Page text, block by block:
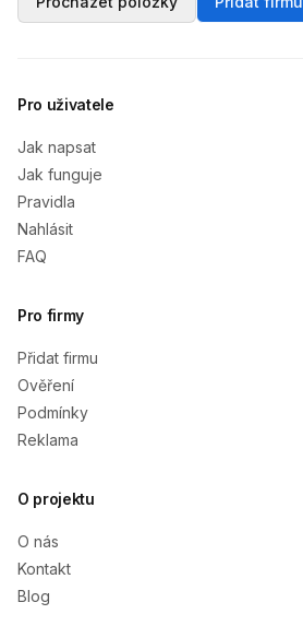
Pro uživatele
Jak napsat
Jak funguje
Pravidla
Nahlásit
FAQ
Pro firmy
Přidat firmu
Ověření
Podmínky
Reklama
O projektu
O nás
Kontakt
Blog